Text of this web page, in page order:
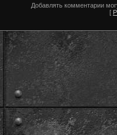
Добавлять комментарии
[